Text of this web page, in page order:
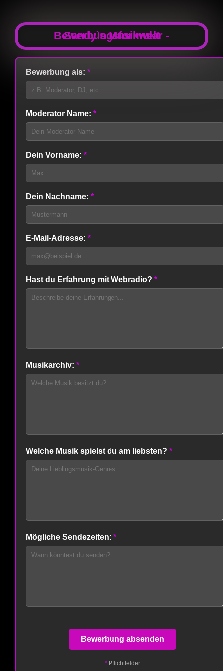
Bewerbungsformular - Sandy`s Musikwelt
Bewerbung als: *
Moderator Name: *
Dein Vorname: *
Dein Nachname: *
E-Mail-Adresse: *
Hast du Erfahrung mit Webradio? *
Musikarchiv: *
Welche Musik spielst du am liebsten? *
Mögliche Sendezeiten: *
Bewerbung absenden
* Pflichtfelder